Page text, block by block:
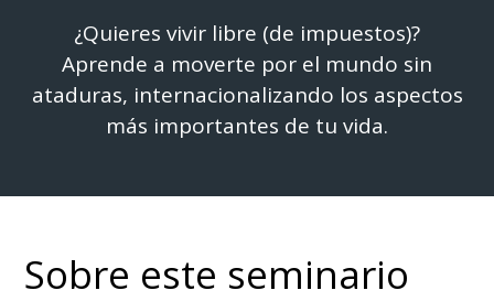
¿Quieres vivir libre (de impuestos)?
Aprende a moverte por el mundo sin
ataduras, internacionalizando los aspectos
más importantes de tu vida.
Sobre este seminario